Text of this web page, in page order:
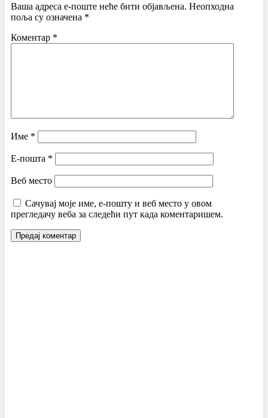
Ваша адреса е-поште неће бити објављена. Неопходна
поља су означена *
Коментар *
Име *
Е-пошта *
Веб место
Сачувај моје име, е-пошту и веб место у овом
прегледачу веба за следећи пут када коментаришем.